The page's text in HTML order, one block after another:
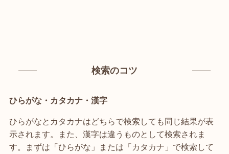
検索のコツ
ひらがな・カタカナ・漢字
ひらがなとカタカナはどちらで検索しても同じ結果が表
示されます。また、漢字は違うものとして検索されま
す。まずは「ひらがな」または「カタカナ」で検索して